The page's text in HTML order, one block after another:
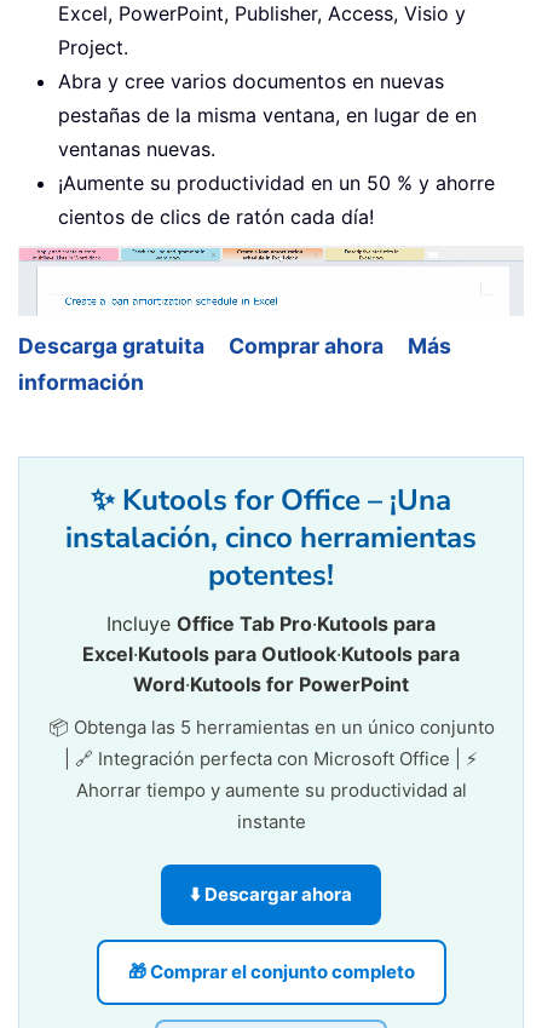
Excel, PowerPoint, Publisher, Access, Visio y
Project.
Abra y cree varios documentos en nuevas
pestañas de la misma ventana, en lugar de en
ventanas nuevas.
¡Aumente su productividad en un 50 % y ahorre
cientos de clics de ratón cada día!
Descarga gratuita Comprar ahora
Más
información
✨ Kutools for Office – ¡Una
instalación, cinco herramientas
potentes!
Incluye Office Tab Pro·Kutools para
Excel·Kutools para Outlook·Kutools para
Word·Kutools for PowerPoint
📦 Obtenga las 5 herramientas en un único conjunto
| 🔗 Integración perfecta con Microsoft Office | ⚡
Ahorrar tiempo y aumente su productividad al
instante
⬇️ Descargar ahora
🎁 Comprar el conjunto completo